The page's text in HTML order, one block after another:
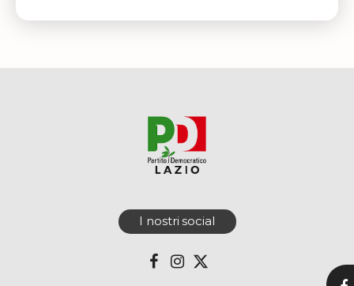
I nostri social